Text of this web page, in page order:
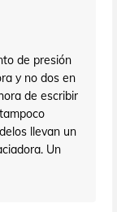
de presión
y no dos en
de escribir
llevan un
Un